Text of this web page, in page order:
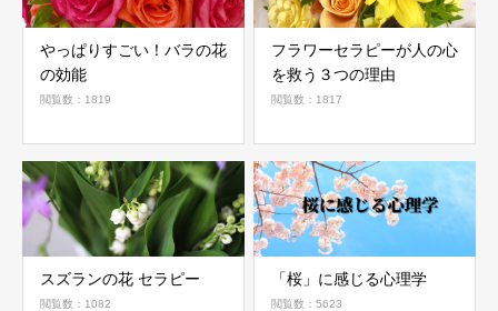
やっぱりすごい！バラの花
の効能
閲覧数：1819
フラワーセラピーが人の心
を救う３つの理由
閲覧数：1817
スズランの花 セラピー
閲覧数：1082
「桜」に感じる心理学
閲覧数：5623